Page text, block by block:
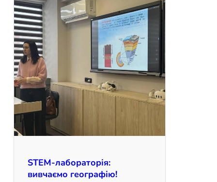
STEM-лабораторія:
вивчаємо географію!